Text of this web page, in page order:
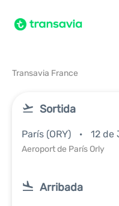
Transavia France
Sortida
París (ORY) 12 de
Aeroport de París Orly
Arribada